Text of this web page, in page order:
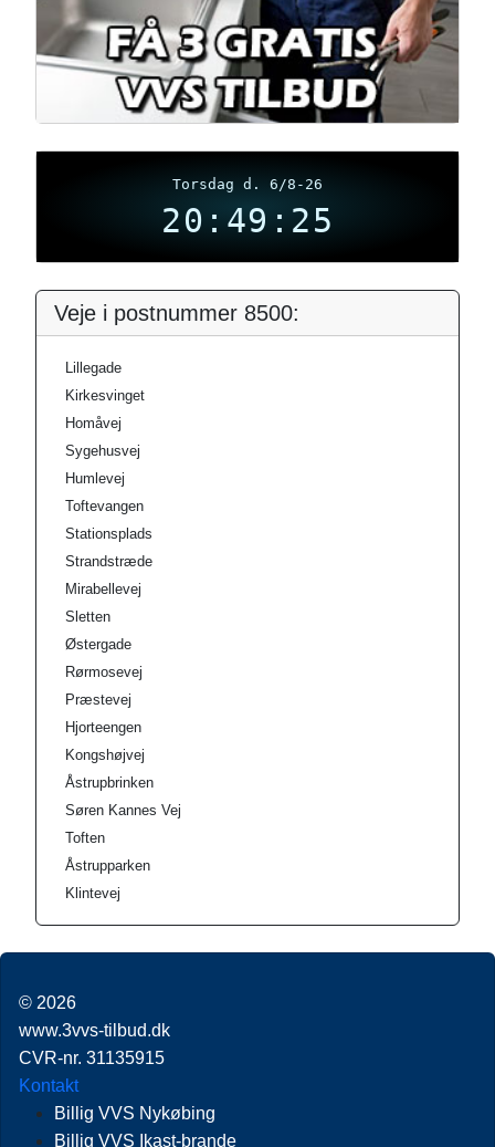
Torsdag d. 6/8-26
20:49:25
Veje i postnummer 8500:
Lillegade
Kirkesvinget
Homåvej
Sygehusvej
Humlevej
Toftevangen
Stationsplads
Strandstræde
Mirabellevej
Sletten
Østergade
Rørmosevej
Præstevej
Hjorteengen
Kongshøjvej
Åstrupbrinken
Søren Kannes Vej
Toften
Åstrupparken
Klintevej
© 2026
www.3vvs-tilbud.dk
CVR-nr. 31135915
Kontakt
Billig VVS Nykøbing
Billig VVS Ikast-brande